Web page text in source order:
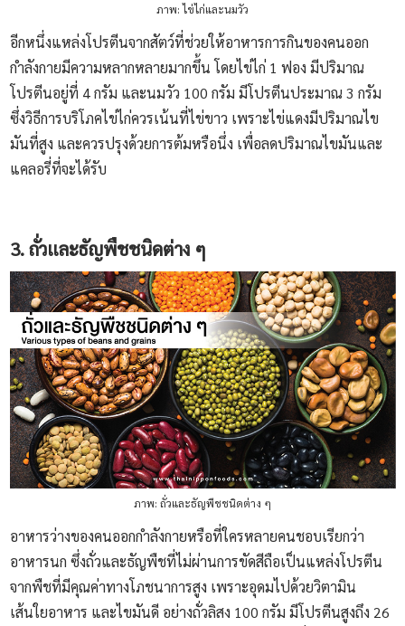
ภาพ: ไข่ไก่และนมวัว
อีกหนึ่งแหล่งโปรตีนจากสัตว์ที่ช่วยให้อาหารการกินของคนออก
กำลังกายมีความหลากหลายมากขึ้น โดยไข่ไก่ 1 ฟอง มีปริมาณ
โปรตีนอยู่ที่ 4 กรัม และนมวัว 100 กรัม มีโปรตีนประมาณ 3 กรัม
ซึ่งวิธีการบริโภคไข่ไก่ควรเน้นที่ไข่ขาว เพราะไข่แดงมีปริมาณไข
มันที่สูง และควรปรุงด้วยการต้มหรือนึ่ง เพื่อลดปริมาณไขมันและ
แคลอรี่ที่จะได้รับ
3. ถั่วและธัญพืชชนิดต่าง ๆ
ภาพ: ถั่วและธัญพืชชนิดต่าง ๆ
อาหารว่างของคนออกกำลังกายหรือที่ใครหลายคนชอบเรียกว่า
อาหารนก ซึ่งถั่วและธัญพืชที่ไม่ผ่านการขัดสีถือเป็นแหล่งโปรตีน
จากพืชที่มีคุณค่าทางโภชนาการสูง เพราะอุดมไปด้วยวิตามิน
เส้นใยอาหาร และไขมันดี อย่างถั่วลิสง 100 กรัม มีโปรตีนสูงถึง 26